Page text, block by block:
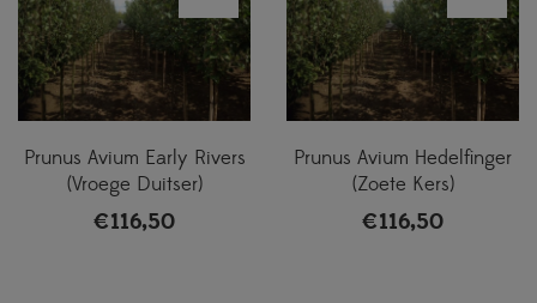
Prunus Avium Early Rivers
(Vroege Duitser)
€116,50
Prunus Avium Hedelfinger
(Zoete Kers)
€116,50